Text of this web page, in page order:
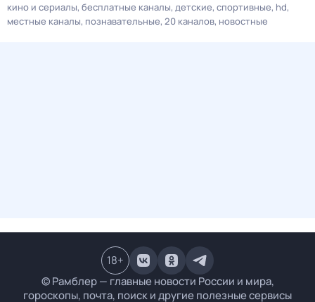
кино и сериалы бесплатные каналы детские спортивные hd
местные каналы познавательные 20 каналов новостные
© Рамблер — главные новости России и мира,
гороскопы, почта, поиск и другие полезные сервисы
18+